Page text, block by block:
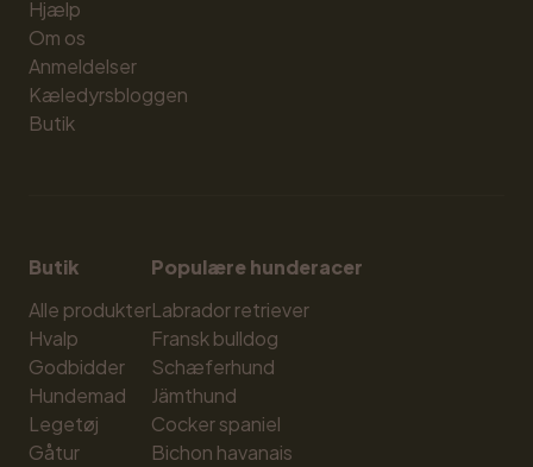
Hjælp
Om os
Anmeldelser
Kæledyrsbloggen
Butik
Butik
Alle produkter
Hvalp
Godbidder
Hundemad
Legetøj
Gåtur
Populære hunderacer
Labrador retriever
Fransk bulldog
Schæferhund
Jämthund
Cocker spaniel
Bichon havanais